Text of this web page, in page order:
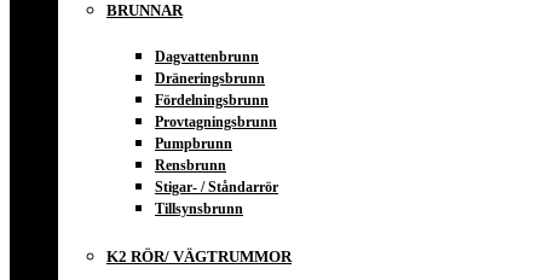
BRUNNAR
Dagvattenbrunn
Dräneringsbrunn
Fördelningsbrunn
Provtagningsbrunn
Pumpbrunn
Rensbrunn
Stigar- / Ståndarrör
Tillsynsbrunn
K2 RÖR/ VÄGTRUMMOR